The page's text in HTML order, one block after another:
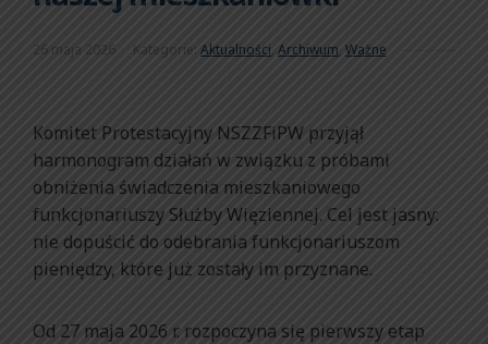
26 maja 2026 Kategorie: Aktualności, Archiwum, Ważne
Komitet Protestacyjny NSZZFiPW przyjął
harmonogram działań w związku z próbami
obniżenia świadczenia mieszkaniowego
funkcjonariuszy Służby Więziennej. Cel jest jasny:
nie dopuścić do odebrania funkcjonariuszom
pieniędzy, które już zostały im przyznane.
Od 27 maja 2026 r. rozpoczyna się pierwszy etap